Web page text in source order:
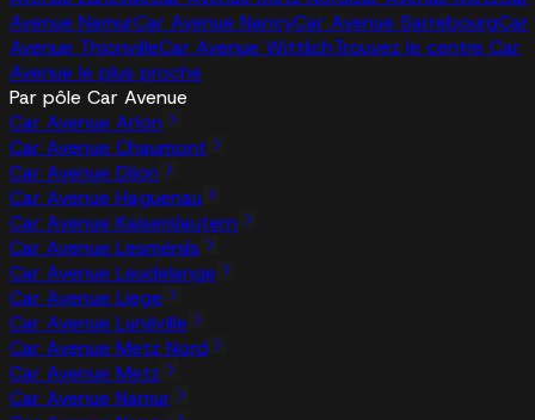
Avenue NamurCar Avenue NancyCar Avenue SarrebourgCar
Avenue ThionvilleCar Avenue WittlichTrouvez le centre Car
Avenue le plus proche
Par pôle Car Avenue
Car Avenue Arlon
Car Avenue Chaumont
Car Avenue Dijon
Car Avenue Haguenau
Car Avenue Kaiserslautern
Car Avenue Lesménils
Car Avenue Leudelange
Car Avenue Liege
Car Avenue Lunéville
Car Avenue Metz Nord
Car Avenue Metz
Car Avenue Namur